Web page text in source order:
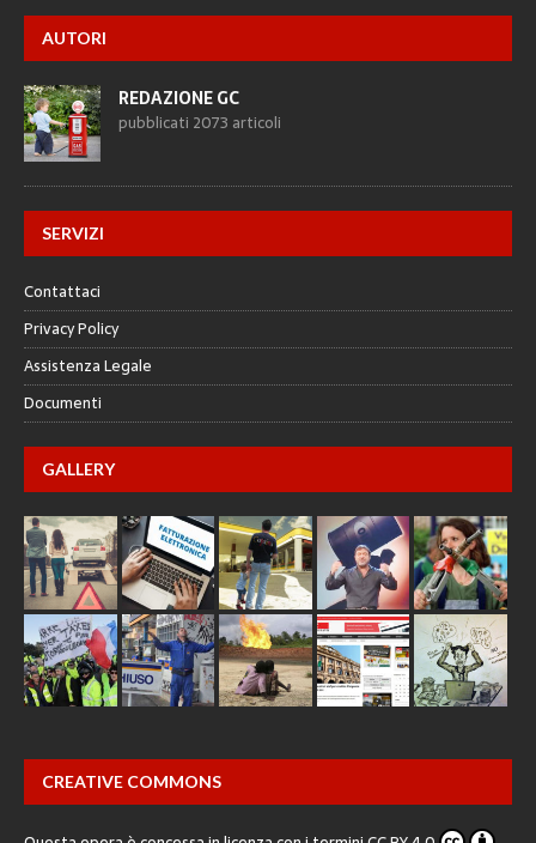
AUTORI
REDAZIONE GC
pubblicati 2073 articoli
SERVIZI
Contattaci
Privacy Policy
Assistenza Legale
Documenti
GALLERY
CREATIVE COMMONS